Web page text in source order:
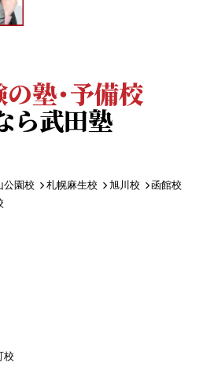
塾・予備校
ら武田塾
公園校 札幌麻生校 旭川校
函館校
校